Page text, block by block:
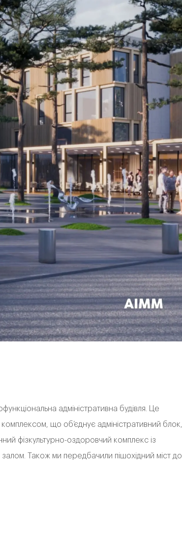
адміністративна будівля. Це
що об’єднує адміністративний блок,
фізкультурно-оздоровчий комплекс із
Також ми передбачили пішохідний міст до